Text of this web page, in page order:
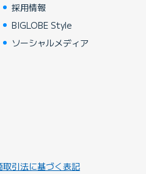
採用情報
BIGLOBE Style
ソーシャルメディア
取引法に基づく表記